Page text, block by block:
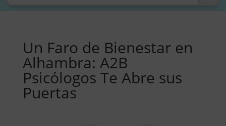
Un Faro de Bienestar en
Alhambra: A2B
Psicólogos Te Abre sus
Puertas